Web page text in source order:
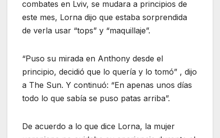
combates en Lviv, se mudara a principios de
este mes, Lorna dijo que estaba sorprendida
de verla usar “tops” y “maquillaje”.
“Puso su mirada en Anthony desde el
principio, decidió que lo quería y lo tomó” , dijo
a The Sun. Y continuó: “En apenas unos días
todo lo que sabía se puso patas arriba”.
De acuerdo a lo que dice Lorna, la mujer